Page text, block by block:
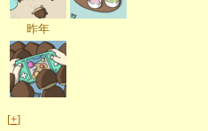
昨年
[+]